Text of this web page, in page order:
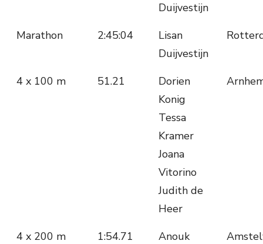
Duijvestijn
Marathon 2:45:04
Lisan
Duijvestijn
4 x 100 m 51.21
Dorien
Konig
Tessa
Kramer
Joana
Vitorino
Judith de
Heer
4 x 200 m 1:54.71
Anouk